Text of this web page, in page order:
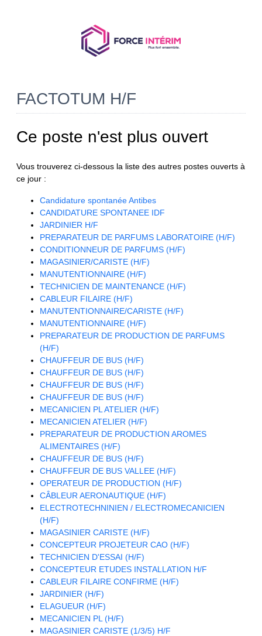
FACTOTUM H/F
Ce poste n'est plus ouvert
Vous trouverez ci-dessous la liste des autres postes ouverts à
ce jour :
Candidature spontanée Antibes
CANDIDATURE SPONTANEE IDF
JARDINIER H/F
PREPARATEUR DE PARFUMS LABORATOIRE (H/F)
CONDITIONNEUR DE PARFUMS (H/F)
MAGASINIER/CARISTE (H/F)
MANUTENTIONNAIRE (H/F)
TECHNICIEN DE MAINTENANCE (H/F)
CABLEUR FILAIRE (H/F)
MANUTENTIONNAIRE/CARISTE (H/F)
MANUTENTIONNAIRE (H/F)
PREPARATEUR DE PRODUCTION DE PARFUMS
(H/F)
CHAUFFEUR DE BUS (H/F)
CHAUFFEUR DE BUS (H/F)
CHAUFFEUR DE BUS (H/F)
CHAUFFEUR DE BUS (H/F)
MECANICIEN PL ATELIER (H/F)
MECANICIEN ATELIER (H/F)
PREPARATEUR DE PRODUCTION AROMES
ALIMENTAIRES (H/F)
CHAUFFEUR DE BUS (H/F)
CHAUFFEUR DE BUS VALLEE (H/F)
OPERATEUR DE PRODUCTION (H/F)
CÂBLEUR AERONAUTIQUE (H/F)
ELECTROTECHNINIEN / ELECTROMECANICIEN
(H/F)
MAGASINIER CARISTE (H/F)
CONCEPTEUR PROJETEUR CAO (H/F)
TECHNICIEN D'ESSAI (H/F)
CONCEPTEUR ETUDES INSTALLATION H/F
CABLEUR FILAIRE CONFIRME (H/F)
JARDINIER (H/F)
ELAGUEUR (H/F)
MECANICIEN PL (H/F)
MAGASINIER CARISTE (1/3/5) H/F